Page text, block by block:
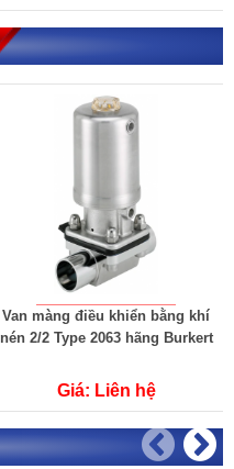
Van màng điều khiển bằng khí
nén 2/2 Type 2063 hãng Burkert
Giá: Liên hệ